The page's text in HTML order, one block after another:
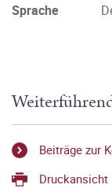
Sprache
Beiträge zur
Druckansicht